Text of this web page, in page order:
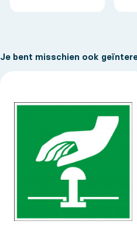
Je bent misschien ook